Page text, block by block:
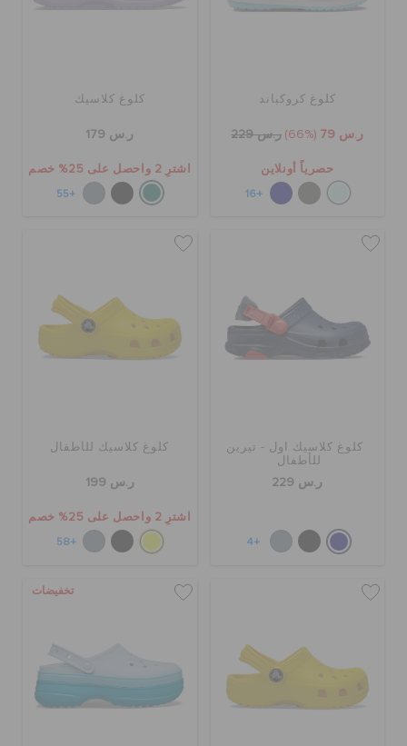
كلوغ كروكباند
ر.س 79 (66%) ر.س 229
حصرياً أونلاين
+16
كلوغ كلاسيك
ر.س 179
اشترِ 2 واحصل على 25% خصم
+55
كلوغ كلاسيك اول - تيرين
للأطفال
ر.س 229
+4
كلوغ كلاسيك للأطفال
ر.س 199
اشترِ 2 واحصل على 25% خصم
+58
تخفيضات